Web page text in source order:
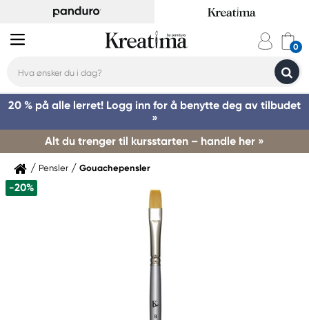
20 % på alle lerret! Logg inn for å benytte deg av tilbudet
»
Alt du trenger til kursstarten – handle her »
Pensler Gouachepensler
-20%